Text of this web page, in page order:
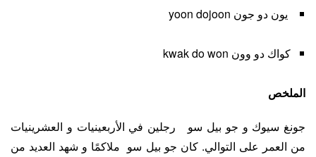
يون دو جون yoon dojoon
كواك دو وون kwak do won
الملخص
جونغ سيوك و جو بيل سو رجلين في الأربعينيات و العشرينيات
من العمر على التوالي. كان جو بيل سو ملاكمًا و شهد العديد من